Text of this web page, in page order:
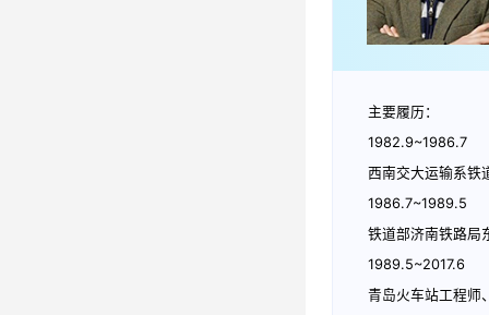
主要履历：
1982.9~1986.7
西南交大运输系铁
1986.7~1989.5
铁道部济南铁路局
1989.5~2017.6
青岛火车站工程师